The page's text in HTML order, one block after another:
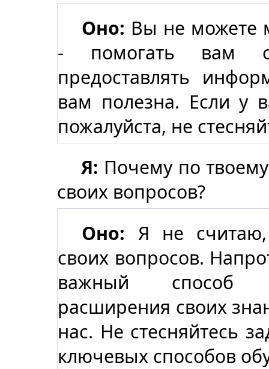
Оно: Вы не можете
- помогать вам
предоставлять
вам полезна. Если у
пожалуйста, не
Я: Почему по
своих вопросов?
Оно: Я не
своих вопросов.
важный способ
расширения своих
нас. Не стесняйтесь
ключевых способов